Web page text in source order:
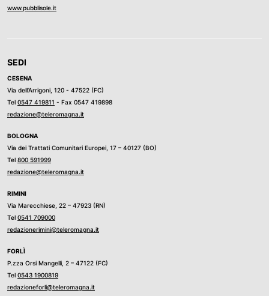
www.pubblisole.it
SEDI
CESENA
Via dell’Arrigoni, 120 - 47522 (FC)
Tel 0547 419811 - Fax 0547 419898
redazione@teleromagna.it
BOLOGNA
Via dei Trattati Comunitari Europei, 17 – 40127 (BO)
Tel 800 591999
redazione@teleromagna.it
RIMINI
Via Marecchiese, 22 – 47923 (RN)
Tel 0541 709000
redazionerimini@teleromagna.it
FORLÌ
P.zza Orsi Mangelli, 2 – 47122 (FC)
Tel 0543 1900819
redazioneforli@teleromagna.it